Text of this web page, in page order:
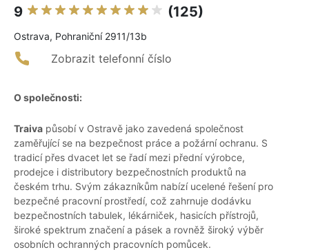
9 (125)
Ostrava, Pohraniční 2911/13b
Zobrazit telefonní číslo
O společnosti:
Traiva působí v Ostravě jako zavedená společnost
zaměřující se na bezpečnost práce a požární ochranu. S
tradicí přes dvacet let se řadí mezi přední výrobce,
prodejce i distributory bezpečnostních produktů na
českém trhu. Svým zákazníkům nabízí ucelené řešení pro
bezpečné pracovní prostředí, což zahrnuje dodávku
bezpečnostních tabulek, lékárniček, hasicích přístrojů,
široké spektrum značení a pásek a rovněž široký výběr
osobních ochranných pracovních pomůcek.